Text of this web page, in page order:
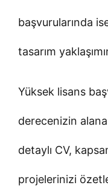
başvurularında
tasarım
Yüksek lisans
derecenizin
detaylı CV,
projelerinizi